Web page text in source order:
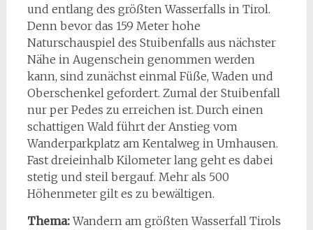
und entlang des größten Wasserfalls in Tirol.
Denn bevor das 159 Meter hohe
Naturschauspiel des Stuibenfalls aus nächster
Nähe in Augenschein genommen werden
kann, sind zunächst einmal Füße, Waden und
Oberschenkel gefordert. Zumal der Stuibenfall
nur per Pedes zu erreichen ist. Durch einen
schattigen Wald führt der Anstieg vom
Wanderparkplatz am Kentalweg in Umhausen.
Fast dreieinhalb Kilometer lang geht es dabei
stetig und steil bergauf. Mehr als 500
Höhenmeter gilt es zu bewältigen.
Thema:Wandern am größten Wasserfall Tirols